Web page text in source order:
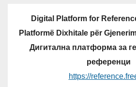
Digital Platform for
Platformë Dixhitale për
Дигитална платформа за
референци
https://